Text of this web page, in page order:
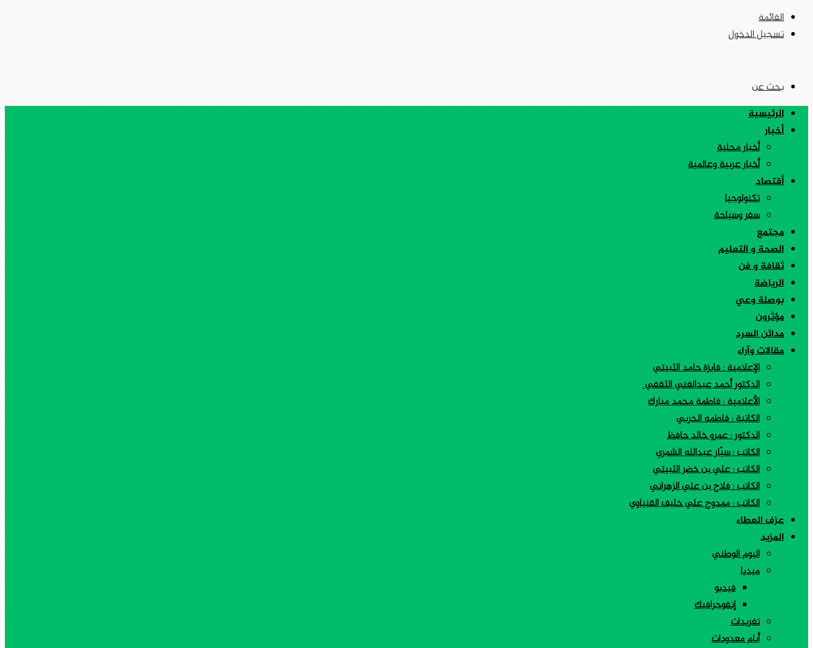
القائمة
تسجيل الدخول
بحث عن
الرئيسية
أخبار
أخبار محلية
أخبار عربية وعالمية
أقتصاد
تكنولوجيا
سفر وسياحة
مجتمع
الصحة و التعليم
ثقافة و فن
الرياضة
بوصلة وعي
مؤثرون
مدائن السرد
مقالات وآراء
الإعلامية : فايزة حامد الثبيتي
الدكتور أحمد عبدالغني الثقفي
الأعلامية : فاطمة محمد مبارك
الكاتبة : فاطمه الحربي
الدكتور : عمرو خالد حافظ
الكاتب : سيّار عبدالله الشمري
الكاتب : علي بن خضر الثبيتي
الكاتب : فلاح بن علي الزهراني
الكاتب : ممدوح علي خليف القنياوي
عزف العطاء
المزيد
اليوم الوطني
ميديا
فيديو
إنفوجرافيك
تغريدات
أيام معدودات